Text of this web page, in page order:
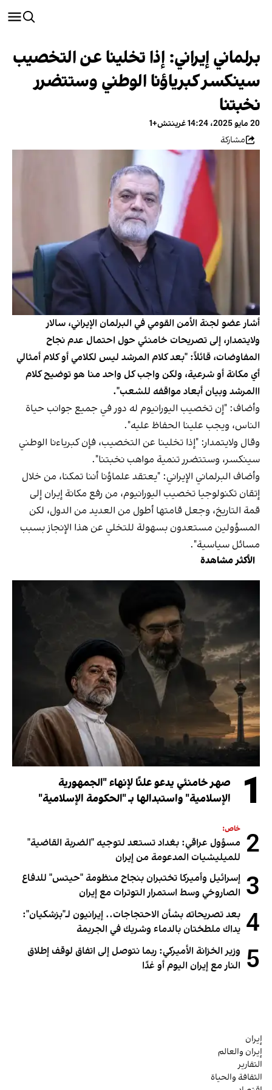
برلماني إيراني: إذا تخلينا عن التخصيب
سينكسر كبرياؤنا الوطني وستتضرر
نخبتنا
20 مايو 2025، 14:24 غرينتش+1
مشاركة
أشار عضو لجنة الأمن القومي في البرلمان الإيراني، سالار
ولايتمدار، إلى تصريحات خامنئي حول احتمال عدم نجاح
المفاوضات، قائلاً: "بعد كلام المرشد ليس لكلامي أو كلام أمثالي
أي مكانة أو شرعية، ولكن واجب كل واحد منا هو توضيح كلام
االمرشد وبيان أبعاد مواقفه للشعب".
وأضاف: "إن تخصيب اليورانيوم له دور في جميع جوانب حياة
الناس، ويجب علينا الحفاظ عليه".
وقال ولايتمدار: "إذا تخلينا عن التخصيب، فإن كبرياءنا الوطني
سينكسر، وستتضرر تنمية مواهب نخبتنا".
وأضاف البرلماني الإيراني: "يعتقد علماؤنا أننا تمكنا، من خلال
إتقان تكنولوجيا تخصيب اليورانيوم، من رفع مكانة إيران إلى
قمة التاريخ، وجعل قامتها أطول من العديد من الدول، لكن
المسؤولين مستعدون بسهولة للتخلي عن هذا الإنجاز بسبب
مسائل سياسية".
الأكثر مشاهدة
1
صهر خامنئي يدعو علنًا لإنهاء "الجمهورية
الإسلامية" واستبدالها بـ "الحكومة الإسلامية"
2 خاص:
مسؤول عراقي: بغداد تستعد لتوجيه "الضربة القاضية"
للميليشيات المدعومة من إيران
3 إسرائيل وأميركا تختبران بنجاح منظومة "حيتس" للدفاع
الصاروخي وسط استمرار التوترات مع إيران
4 بعد تصريحاته بشأن الاحتجاجات.. إيرانيون لـ"بزشكيان":
يداك ملطختان بالدماء وشريك في الجريمة
5 وزير الخزانة الأميركي: ربما نتوصل إلى اتفاق لوقف إطلاق
النار مع إيران اليوم أو غدًا
إيران
إيران والعالم
التقارير
الثقافة والحياة